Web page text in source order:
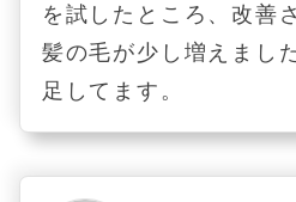
を試したところ、改善
髪の毛が少し増えまし
足してます。